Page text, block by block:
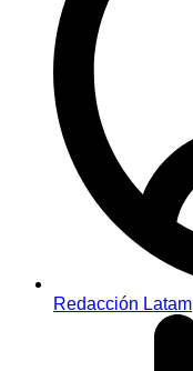
Redacción Latam